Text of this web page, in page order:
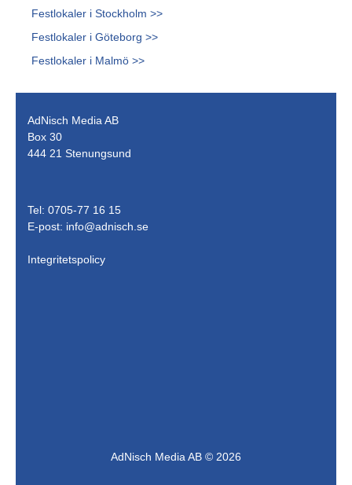
Festlokaler i Stockholm >>
Festlokaler i Göteborg >>
Festlokaler i Malmö >>
AdNisch Media AB
Box 30
444 21 Stenungsund
Tel: 0705-77 16 15
E-post: info@adnisch.se
Integritetspolicy
AdNisch Media AB © 2026